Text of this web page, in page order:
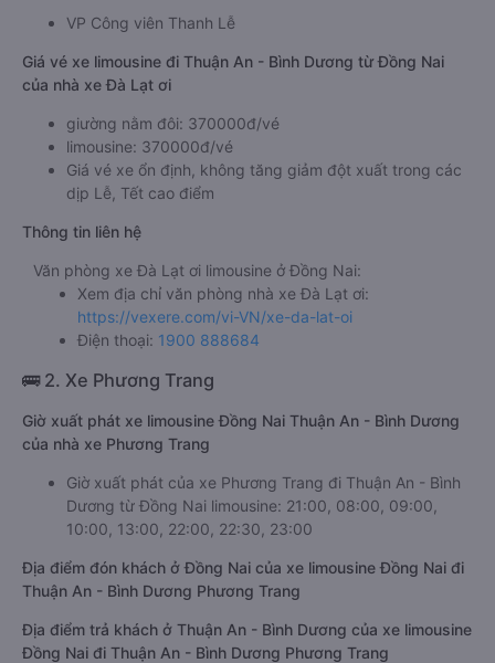
VP Công viên Thanh Lễ
Giá vé xe limousine đi Thuận An - Bình Dương từ Đồng Nai
của nhà xe Đà Lạt ơi
giường nằm đôi: 370000đ/vé
limousine: 370000đ/vé
Giá vé xe ổn định, không tăng giảm đột xuất trong các
dịp Lễ, Tết cao điểm
Thông tin liên hệ
Văn phòng xe Đà Lạt ơi limousine ở Đồng Nai:
Xem địa chỉ văn phòng nhà xe Đà Lạt ơi:
https://vexere.com/vi-VN/xe-da-lat-oi
Điện thoại: 1900 888684
🚌 2. Xe Phương Trang
Giờ xuất phát xe limousine Đồng Nai Thuận An - Bình Dương
của nhà xe Phương Trang
Giờ xuất phát của xe Phương Trang đi Thuận An - Bình
Dương từ Đồng Nai limousine: 21:00, 08:00, 09:00,
10:00, 13:00, 22:00, 22:30, 23:00
Địa điểm đón khách ở Đồng Nai của xe limousine Đồng Nai đi
Thuận An - Bình Dương Phương Trang
Địa điểm trả khách ở Thuận An - Bình Dương của xe limousine
Đồng Nai đi Thuận An - Bình Dương Phương Trang